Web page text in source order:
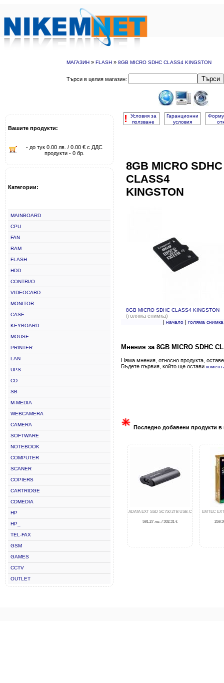
МАГАЗИН » FLASH » 8GB MICRO SDHC CLASS4 KINGSTON
Търси в целия магазин: Търси
Вашите продукти:
- до тук 0.00 лв. / 0.00 € с ДДС
продукти - 0 бр.
Категории:
MAINBOARD
CPU
FAN
RAM
FLASH
HDD
CONTRI/O
VIDEOCARD
MONITOR
CASE
KEYBOARD
MOUSE
PRINTER
LAN
UPS
CD
SB
M-MEDIA
WEBCAMERA
CAMERA
SOFTWARE
NOTEBOOK
COMPUTER
SCANER
COPIERS
CARTRIDGE
CDMEDIA
HP
HP_
TEL-FAX
GSM
GAMES
CCTV
OUTLET
!
Условия за
ползване
Гаранционни
условия
8GB MICRO SDHC
CLASS4
KINGSTON
8GB MICRO SDHC CLASS4 KINGSTON
(голяма снимка)
| начало| голяма снимка
Мнения за 8GB MICRO SDHC
Няма мнения, относно продукта,
Бъдете първия, който ще остави
Последно добавени продукти в
ADATA EXT SSD SC750 2TB USB-C
591.27 лв. / 302.31 €
EMTEC